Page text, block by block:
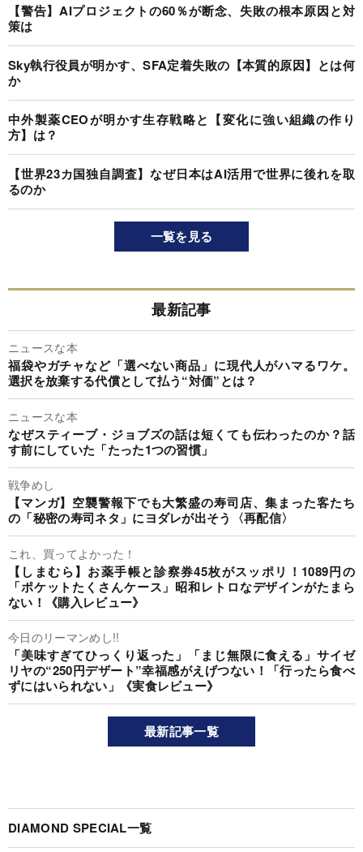
【警告】AIプロジェクトの60％が断念、失敗の根本原因と対
策は
Sky執行役員が明かす、SFA定着失敗の【本質的原因】とは何
か
中外製薬CEOが明かす生存戦略と【変化に強い組織の作り
方】は？
【世界23カ国独自調査】なぜ日本はAI活用で世界に後れを取
るのか
一覧を見る
最新記事
ニュースな本
福袋やガチャなど「選べない商品」に現代人がハマるワケ。
選択を放棄する代償として払う“対価”とは？
ニュースな本
なぜスティーブ・ジョブズの話は短くても伝わったのか？話
す前にしていた「たった1つの習慣」
戦争めし
【マンガ】空襲警報下でも大繁盛の寿司店、集まった客たち
の「秘密の寿司ネタ」にヨダレが出そう〈再配信〉
これ、買ってよかった！
【しまむら】お薬手帳と診察券45枚がスッポリ！1089円の
「ポケットたくさんケース」昭和レトロなデザインがたまら
ない！《購入レビュー》
今日のリーマンめし!!
「美味すぎてひっくり返った」「まじ無限に食える」サイゼ
リヤの“250円デザート”幸福感がえげつない！「行ったら食べ
ずにはいられない」《実食レビュー》
最新記事一覧
DIAMOND SPECIAL一覧